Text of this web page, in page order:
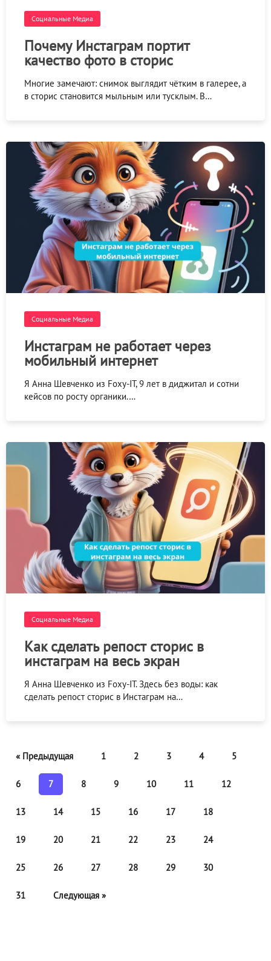
Социальные Медиа
Почему Инстаграм портит
качество фото в сторис
Многие замечают: снимок выглядит чётким в галерее, а
в сторис становится мыльным или тусклым. В…
Социальные Медиа
Инстаграм не работает через
мобильный интернет
Я Анна Шевченко из Foxy-IT, 9 лет в диджитал и сотни
кейсов по росту органики.…
Социальные Медиа
Как сделать репост сторис в
инстаграм на весь экран
Я Анна Шевченко из Foxy-IT. Здесь без воды: как
сделать репост сторис в Инстаграм на…
« Предыдущая 1 2 3 4 5
6 7 8 9 10 11 12
13 14 15 16 17 18
19 20 21 22 23 24
25 26 27 28 29 30
31 Следующая »